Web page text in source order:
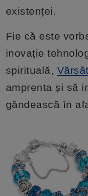
existenței.
Fie că este
inovație
spirituală,
amprenta și să
gândească în